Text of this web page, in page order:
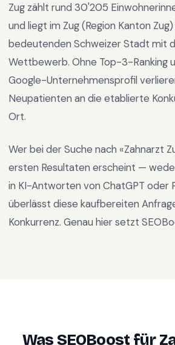
Zug zählt rund 30'205
und liegt im Zug(Region Kanton Zug
bedeutenden Schweizer Stadt mit
Wettbewerb. Ohne Top-3-Ranking
Google-Unternehmensprofil
Neupatienten an die etablierte
Ort.
Wer bei der Suche nach «Zahnarzt
ersten Resultaten erscheint —
in KI-Antworten von ChatGPT oder
überlässt diese kaufbereiten
Konkurrenz. Genau hier setzt
Was SEOBoost für